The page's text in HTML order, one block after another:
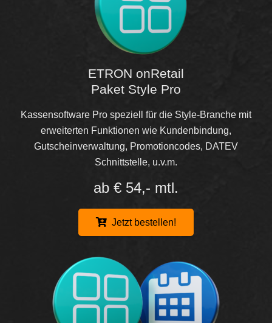
ETRON onRetail
Paket Style Pro
Kassensoftware Pro speziell für die Style-Branche mit
erweiterten Funktionen wie Kundenbindung,
Gutscheinverwaltung, Promotioncodes, DATEV
Schnittstelle, u.v.m.
ab € 54,- mtl.
Jetzt bestellen!